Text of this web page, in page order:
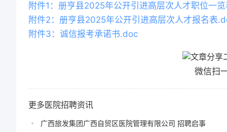
附件1：册亨县2025年公开引进高层次人才职位一
附件2：册亨县2025年公开引进高层次人才报名表
附件3：诚信报考承诺书.doc
微信扫
更多医院招聘资讯
广西旅发集团广西自贸区医院管理有限公司 招聘启事